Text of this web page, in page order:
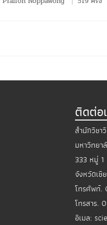
ติดต่อ
สำนักวิชา
มหาวิทยา
333 หมู่ 1
จังหวัดเชี
โทรศัพท์.
โทรสาร.
อีเมล: